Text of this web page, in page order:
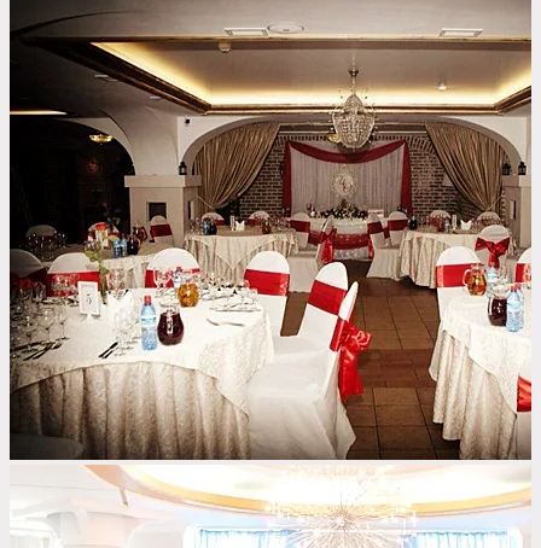
С детской комнатой
С шоу программой
Своя парковка
Показать9площадок Сбросить все фильтры